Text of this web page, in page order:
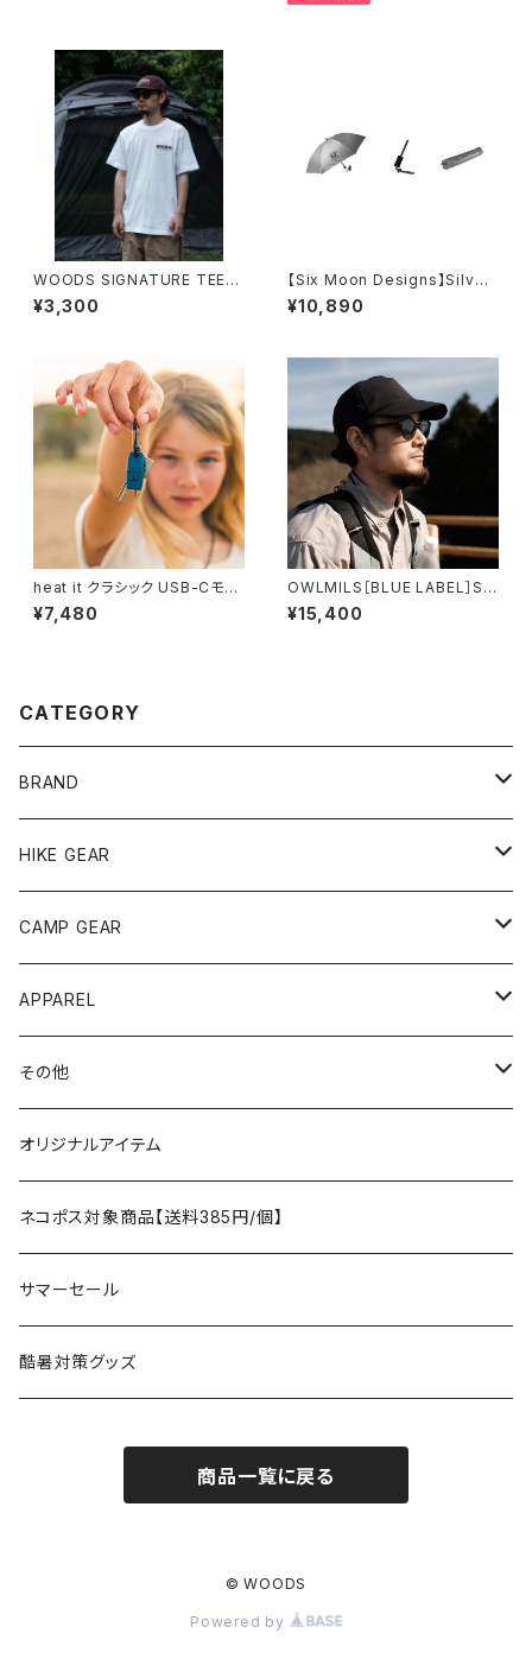
WOODS SIGNATURE TEE
※受注生産
¥3,300
【Six Moon Designs】Silver
Shadow Umbrella mini
¥10,890
heat it クラシック USB-Cモデ
ル
¥7,480
OWLMILS［BLUE LABEL］Sif
シフ
¥15,400
CATEGORY
BRAND
andwander
ANOBA
AO COOLERS
asobito
AS2OV
AXESQUIN
Ballistics
BEDROCK SANDALS
HIKE GEAR
テント、シェルター
バックパック
ポーチ／サコッシュ
ストレージ
パッキングアクセサリー
スリーピングギア
クッキングギア
ヘッドライト／ランタン
CAMP GEAR
テント、タープ
テント、シェルター
タープ
スリーピングギア
寝袋
マット
テーブル、チェア
テーブル
チェア
ランタン、ライト
燃料ランタン
LEDライト
焚火台／薪ストーブ
焚火台
暖房器具
クッキングギア
APPAREL
トップス
ボトムス
アンダーウェア
ハンドウェア
ヘッドギア
その他
遊び
フィッシング
ラジコン
ケア用品
雑貨
アウトレット
オリジナルアイテム
ネコポス対象商品【送料385円/個】
サマーセール
酷暑対策グッズ
商品一覧に戻る
© WOODS
Powered by